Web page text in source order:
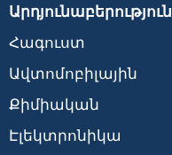
Արդյունաբերություն
Հագուստ
Ավտոմոբիլային
Քիմիական
Էլեկտրոնիկա